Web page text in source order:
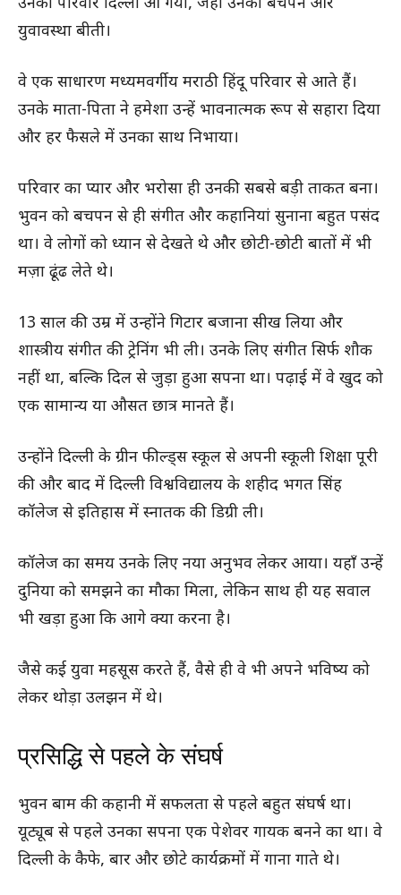
युवावस्था बीती।
वे एक साधारण मध्यमवर्गीय मराठी हिंदू परिवार से आते हैं।
उनके माता-पिता ने हमेशा उन्हें भावनात्मक रूप से सहारा दिया
और हर फैसले में उनका साथ निभाया।
परिवार का प्यार और भरोसा ही उनकी सबसे बड़ी ताकत बना।
भुवन को बचपन से ही संगीत और कहानियां सुनाना बहुत पसंद
था। वे लोगों को ध्यान से देखते थे और छोटी-छोटी बातों में भी
मज़ा ढूंढ लेते थे।
13 साल की उम्र में उन्होंने गिटार बजाना सीख लिया और
शास्त्रीय संगीत की ट्रेनिंग भी ली। उनके लिए संगीत सिर्फ शौक
नहीं था, बल्कि दिल से जुड़ा हुआ सपना था। पढ़ाई में वे खुद को
एक सामान्य या औसत छात्र मानते हैं।
उन्होंने दिल्ली के ग्रीन फील्ड्स स्कूल से अपनी स्कूली शिक्षा पूरी
की और बाद में दिल्ली विश्वविद्यालय के शहीद भगत सिंह
कॉलेज से इतिहास में स्नातक की डिग्री ली।
कॉलेज का समय उनके लिए नया अनुभव लेकर आया। यहाँ उन्हें
दुनिया को समझने का मौका मिला, लेकिन साथ ही यह सवाल
भी खड़ा हुआ कि आगे क्या करना है।
जैसे कई युवा महसूस करते हैं, वैसे ही वे भी अपने भविष्य को
लेकर थोड़ा उलझन में थे।
प्रसिद्धि से पहले के संघर्ष
भुवन बाम की कहानी में सफलता से पहले बहुत संघर्ष था।
यूट्यूब से पहले उनका सपना एक पेशेवर गायक बनने का था। वे
दिल्ली के कैफे, बार और छोटे कार्यक्रमों में गाना गाते थे।